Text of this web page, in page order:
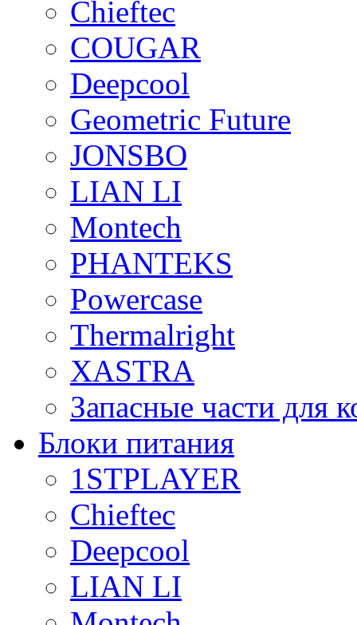
Chieftec
COUGAR
Deepcool
Geometric Future
JONSBO
LIAN LI
Montech
PHANTEKS
Powercase
Thermalright
XASTRA
Запасные части для
Блоки питания
1STPLAYER
Chieftec
Deepcool
LIAN LI